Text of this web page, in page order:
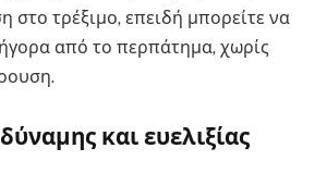
στο τρέξιμο, επειδή μπορείτε να
από το περπάτημα, χωρίς
και ευελιξίας